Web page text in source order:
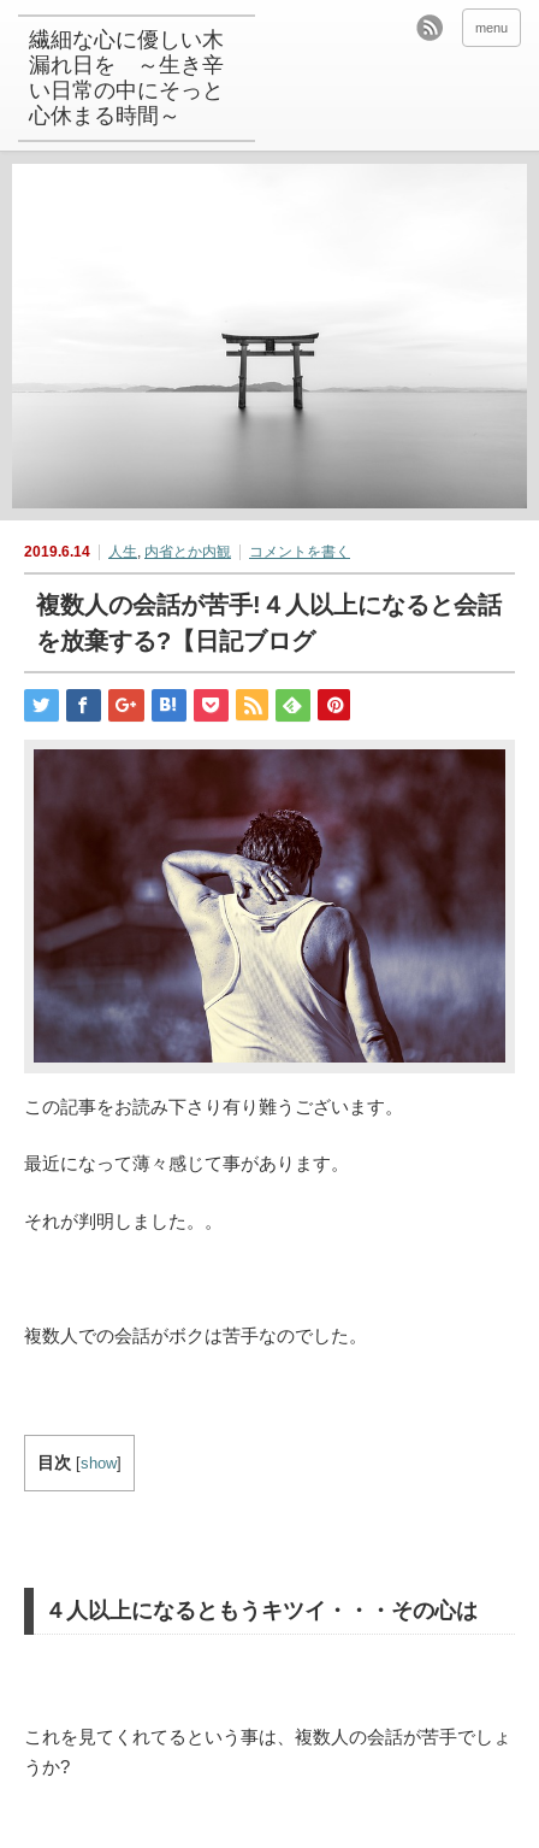
繊細な心に優しい木
漏れ日を ～生き辛
い日常の中にそっと
心休まる時間～
menu
2019.6.14 人生 内省とか内観 コメントを書く
複数人の会話が苦手!４人以上になると会話
を放棄する?【日記ブログ
この記事をお読み下さり有り難うございます。
最近になって薄々感じて事があります。
それが判明しました。。
複数人での会話がボクは苦手なのでした。
目次 [show]
４人以上になるともうキツイ・・・その心は
これを見てくれてるという事は、複数人の会話が苦手でしょ
うか?